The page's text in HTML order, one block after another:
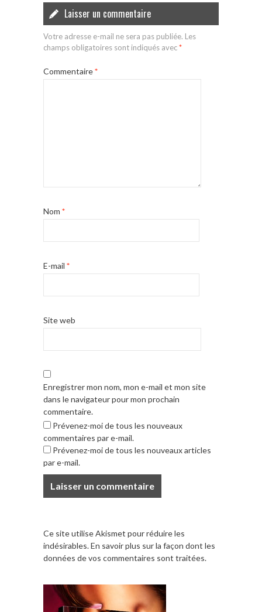
Laisser un commentaire
Votre adresse e-mail ne sera pas publiée. Les
champs obligatoires sont indiqués avec*
Commentaire*
Nom *
E-mail *
Site web
Enregistrer mon nom, mon e-mail et mon site
dans le navigateur pour mon prochain
commentaire.
Prévenez-moi de tous les nouveaux
commentaires par e-mail.
Prévenez-moi de tous les nouveaux articles
par e-mail.
Ce site utilise Akismet pour réduire les
indésirables.En savoir plus sur la façon dont les
données de vos commentaires sont traitées.